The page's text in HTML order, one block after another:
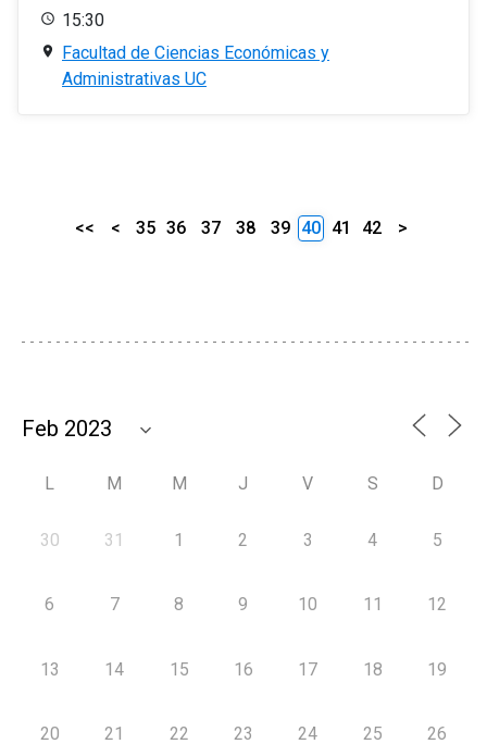
15:30
Facultad de Ciencias Económicas y
Administrativas UC
<< < 35 36 37 38 39 40 41 42 >
L M M J V S D
30 31 1 2 3 4 5
6 7 8 9 10 11 12
13 14 15 16 17 18 19
20 21 22 23 24 25 26